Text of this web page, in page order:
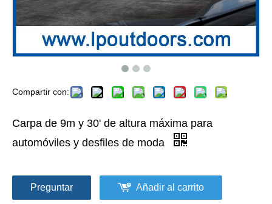
Compartir con:
Carpa de 9m y 30' de altura máxima para
automóviles y desfiles de moda
Preguntar Añadir al carrito